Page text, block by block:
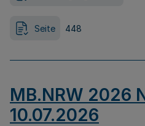
Seite 448
MB.NRW 2026
10.07.2026